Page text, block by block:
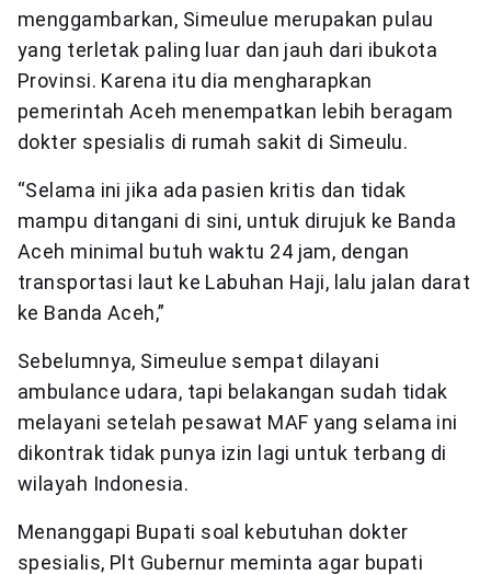
menggambarkan, Simeulue merupakan pulau
yang terletak paling luar dan jauh dari ibukota
Provinsi. Karena itu dia mengharapkan
pemerintah Aceh menempatkan lebih beragam
dokter spesialis di rumah sakit di Simeulu.
“Selama ini jika ada pasien kritis dan tidak
mampu ditangani di sini, untuk dirujuk ke Banda
Aceh minimal butuh waktu 24 jam, dengan
transportasi laut ke Labuhan Haji, lalu jalan darat
ke Banda Aceh,”
Sebelumnya, Simeulue sempat dilayani
ambulance udara, tapi belakangan sudah tidak
melayani setelah pesawat MAF yang selama ini
dikontrak tidak punya izin lagi untuk terbang di
wilayah Indonesia.
Menanggapi Bupati soal kebutuhan dokter
spesialis, Plt Gubernur meminta agar bupati